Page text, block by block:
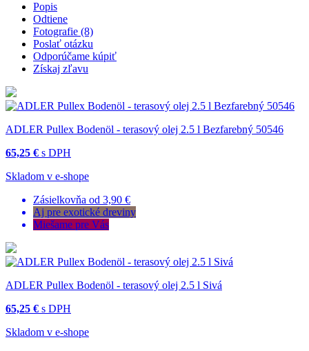
Popis
Odtiene
Fotografie (8)
Poslať otázku
Odporúčame kúpiť
Získaj zľavu
ADLER Pullex Bodenöl - terasový olej 2.5 l Bezfarebný 50546
65,25 € s DPH
Skladom v e-shope
Zásielkovňa od 3,90 €
Aj pre exotické dreviny
Miešame pre Vás
ADLER Pullex Bodenöl - terasový olej 2.5 l Sivá
65,25 € s DPH
Skladom v e-shope